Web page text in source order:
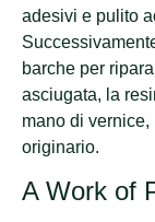
adesivi e pulito
barche per
asciugata, la
mano di
originario.
A Work of